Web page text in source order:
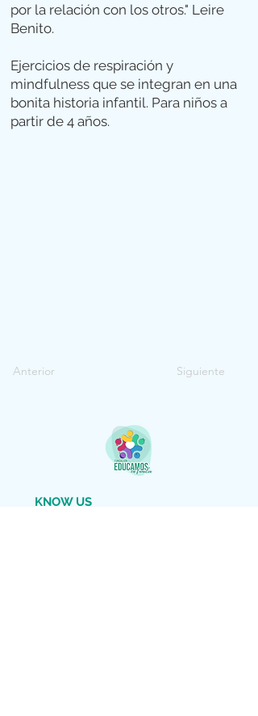
por la relación con los otros." Leire
Benito.
Ejercicios de respiración y
mindfulness que se integran en una
bonita historia infantil. Para niños a
partir de 4 años.
Anterior Siguiente
KNOW US